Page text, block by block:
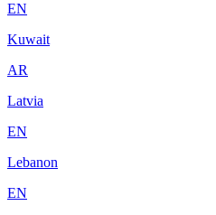
EN
Kuwait
AR
Latvia
EN
Lebanon
EN